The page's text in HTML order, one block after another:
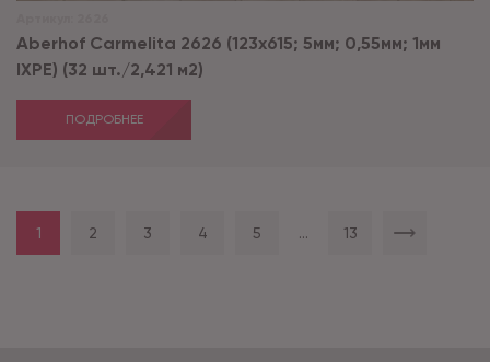
Aberhof Carmelita 2626 (123x615; 5мм; 0,55мм; 1мм
IXPE) (32 шт./2,421 м2)
ПОДРОБНЕЕ
1 2 3 4 5 ... 13